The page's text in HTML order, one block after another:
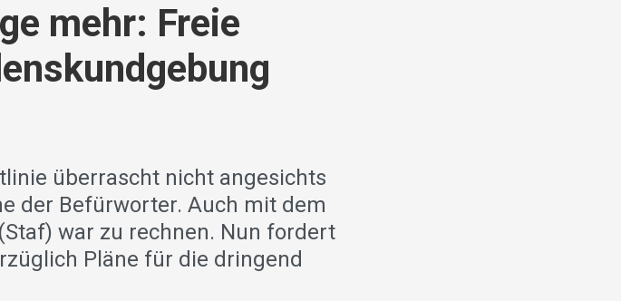
mehr: Freie
überrascht nicht angesichts
der Befürworter. Auch mit dem
war zu rechnen. Nun fordert
Pläne für die dringend